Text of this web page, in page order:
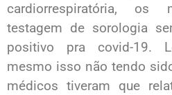
cardiorrespiratória,
testagem de sorologia
positivo pra covid-19.
mesmo isso não tendo
médicos tiveram que